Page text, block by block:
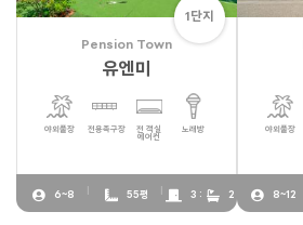
1단지
Pension Town
유엔미
야외풀장 전용족구장
전 객실
에어컨
노래방
6~8 55평 3 : 2
야외풀장
8~12